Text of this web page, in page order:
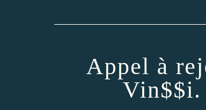
Appel à
Vin$$i.